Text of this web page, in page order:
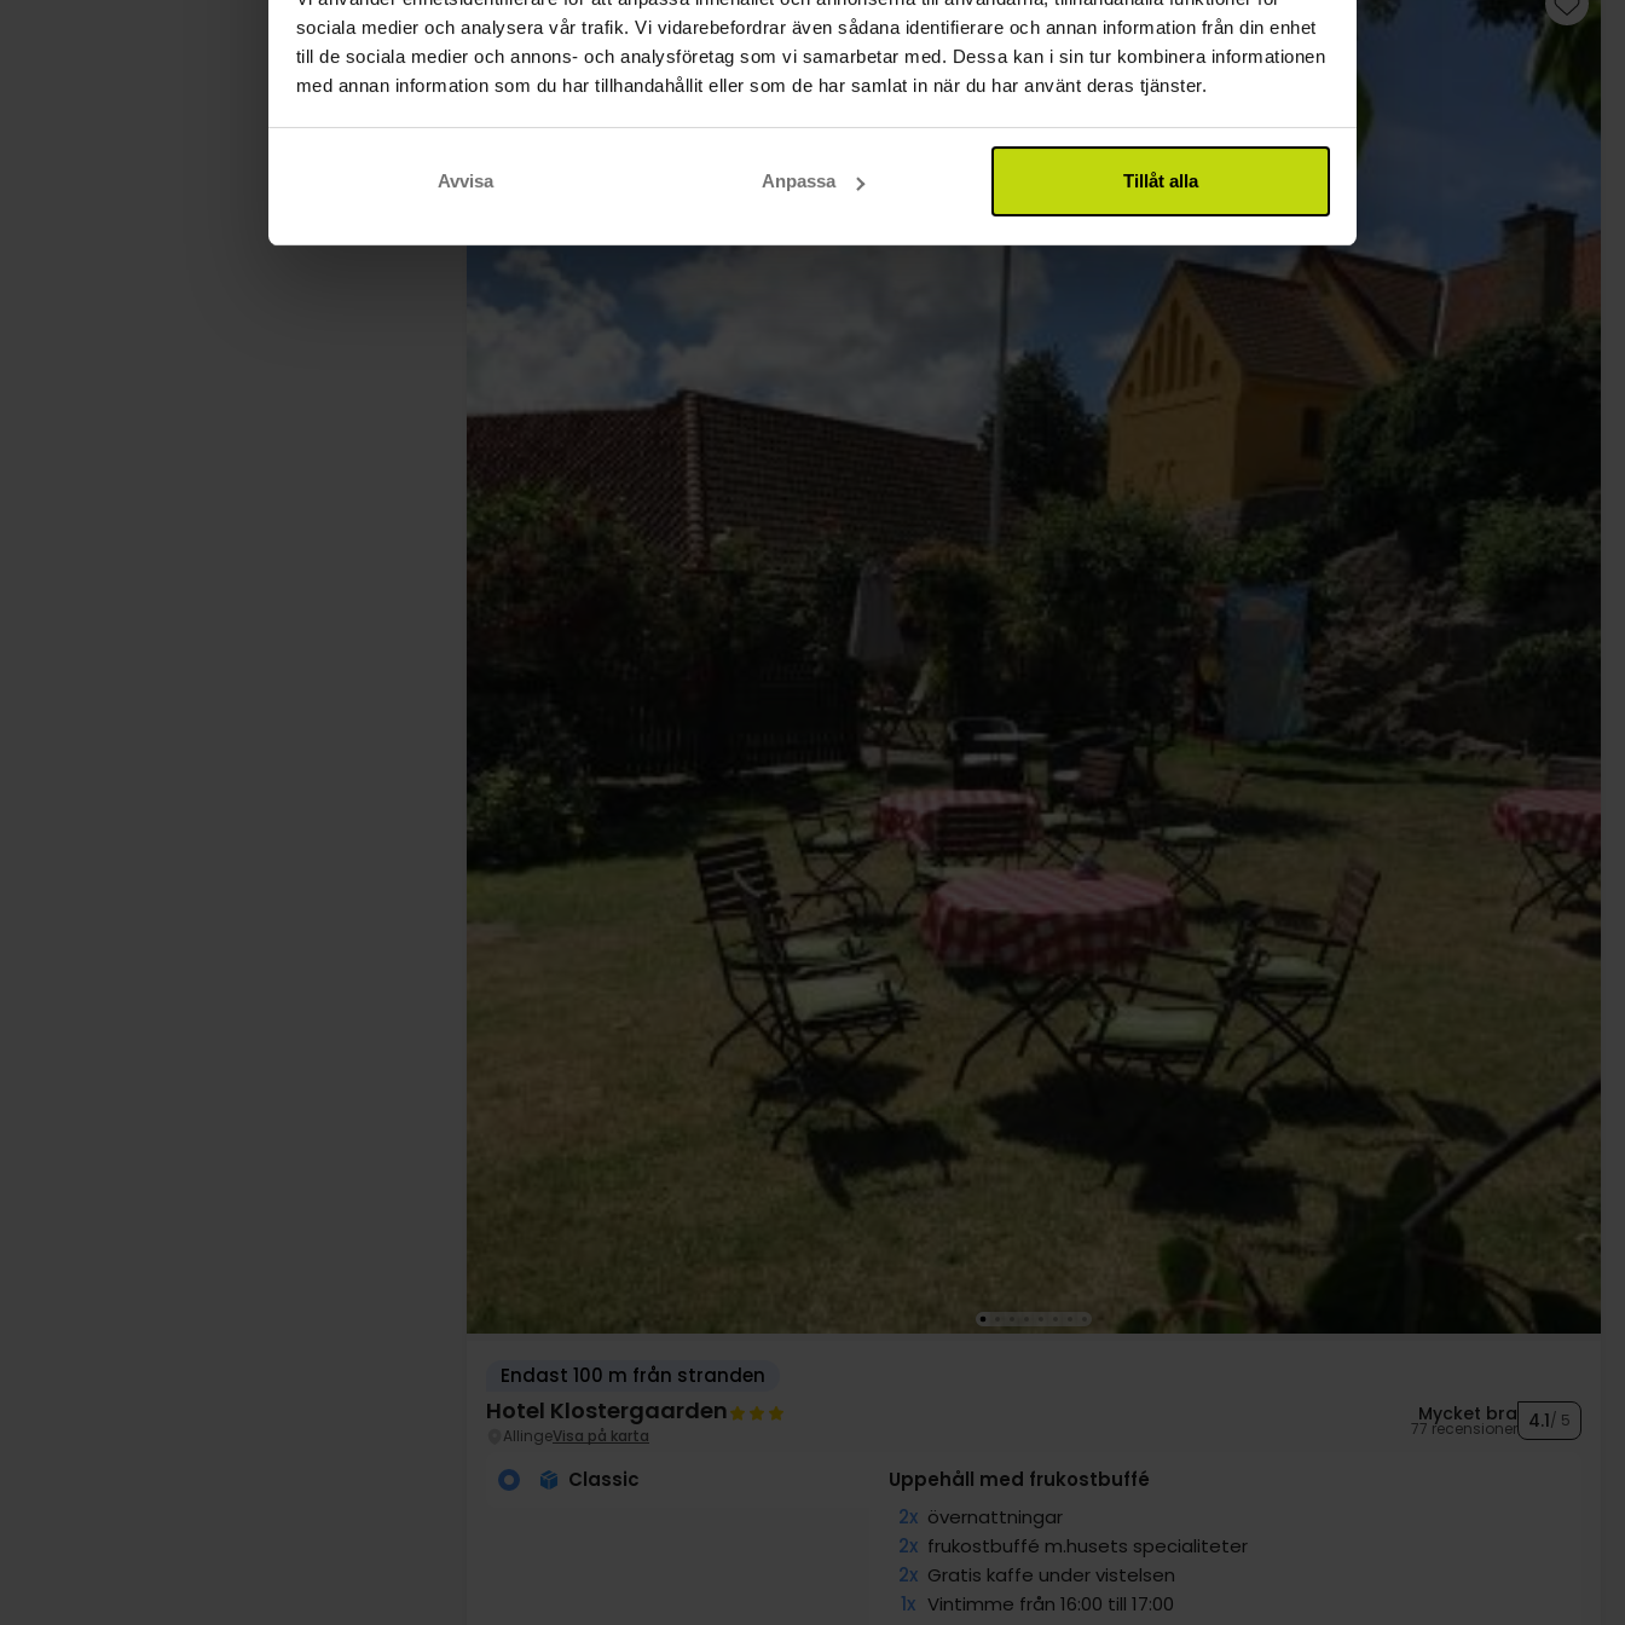
sociala medier och analysera vår trafik. Vi vidarebefordrar även sådana identifierare och annan information från din enhet
till de sociala medier och annons- och analysföretag som vi samarbetar med. Dessa kan i sin tur kombinera informationen
med annan information som du har tillhandahållit eller som de har samlat in när du har använt deras tjänster.
Avvisa Anpassa Tillåt alla
Endast 100 m från stranden
Hotel Klostergaarden
AllingeVisa på karta
Mycket bra
77 recensioner 4.1/ 5
Classic
Uppehåll med frukostbuffé
2x övernattningar
2x frukostbuffé m.husets specialiteter
2x Gratis kaffe under vistelsen
1x Vintimme från 16:00 till 17:00